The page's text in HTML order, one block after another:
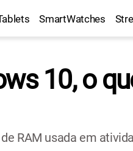
SmartWatches
10, o
RAM usada em